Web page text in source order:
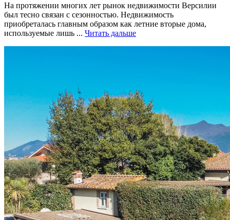
На протяжении многих лет рынок недвижимости Версилии
был тесно связан с сезонностью. Недвижимость
приобреталась главным образом как летние вторые дома,
используемые лишь ... Читать дальше